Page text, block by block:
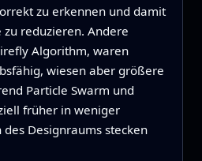
zu erkennen und damit
reduzieren. Andere
Algorithm, waren
wiesen aber größere
Particle Swarm und
früher in weniger
Designraums stecken